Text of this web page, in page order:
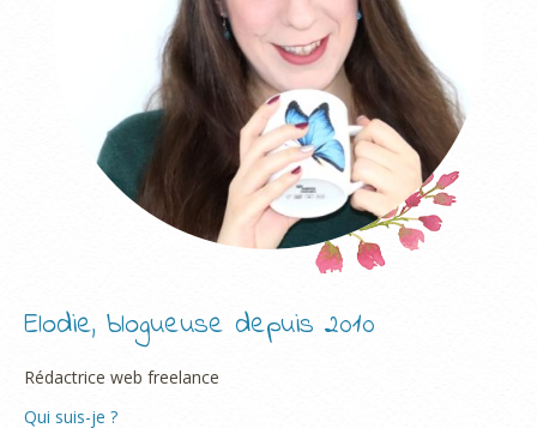
Elodie, blogueuse depuis 2010
Rédactrice web freelance
Qui suis-je ?